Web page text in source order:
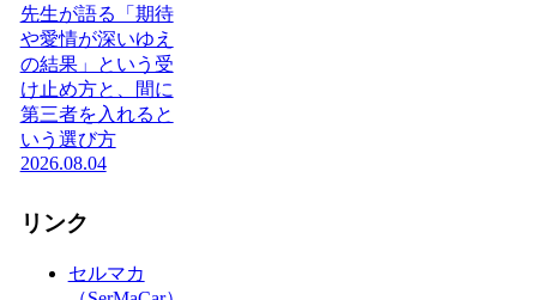
先生が語る「期待
や愛情が深いゆえ
の結果」という受
け止め方と、間に
第三者を入れると
いう選び方
2026.08.04
リンク
セルマカ